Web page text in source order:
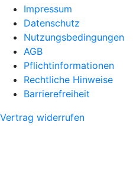
Impressum
Datenschutz
Nutzungsbedingungen
AGB
Pflichtinformationen
Rechtliche Hinweise
Barrierefreiheit
Vertrag widerrufen